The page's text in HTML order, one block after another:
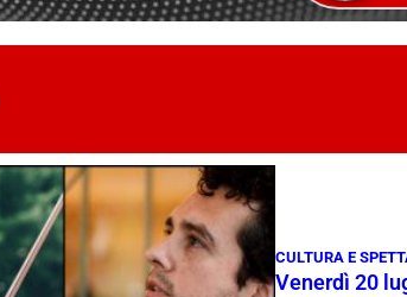
CULTURA E
Venerdì 20